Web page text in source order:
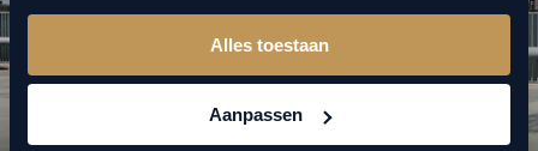
Alles toestaan
Aanpassen